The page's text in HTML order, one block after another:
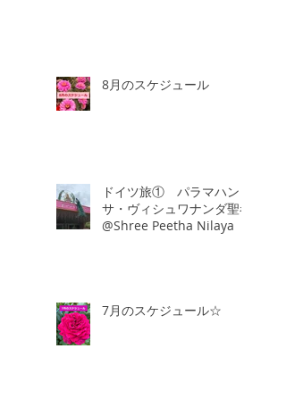
8月のスケジュール
ドイツ旅① パラマハン
サ・ヴィシュワナンダ聖者
@Shree Peetha Nilaya
7月のスケジュール☆